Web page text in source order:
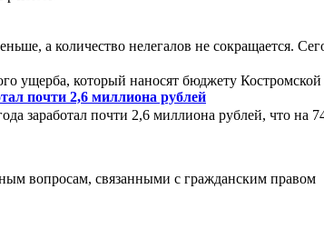
а количество нелегалов не сокращается.
ущерба, который наносят бюджету
почти 2,6 миллиона рублей
заработал почти 2,6 миллиона рублей, что на
вопросам, связанными с гражданским правом